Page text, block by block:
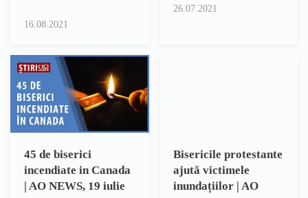
16.08.2021
26.07.2021
45 de biserici
incendiate in Canada
| AO NEWS, 19 iulie
Bisericile protestante
ajută victimele
inundațiilor | AO